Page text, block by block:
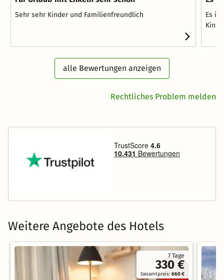
Sehr sehr Kinder und Familienfreundlich
Es
alle Bewertungen anzeigen
Rechtliches Problem melden
Weitere Angebote des Hotels
7 Tage
330 €
Gesamtpreis:660 €